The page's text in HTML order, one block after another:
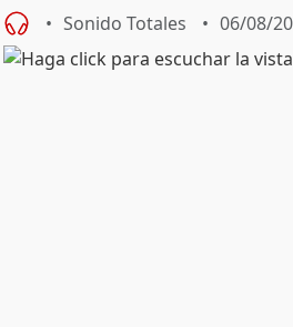
Sonido Totales 06/08/